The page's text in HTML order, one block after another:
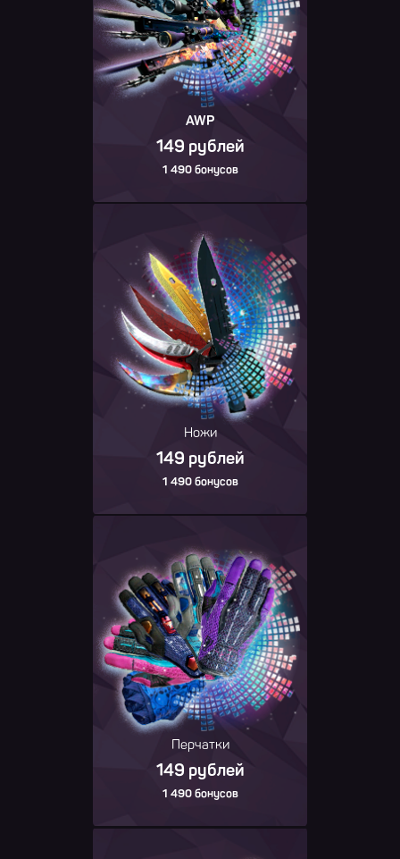
AWP
149 рублей
1 490 бонусов
Ножи
149 рублей
1 490 бонусов
Перчатки
149 рублей
1 490 бонусов